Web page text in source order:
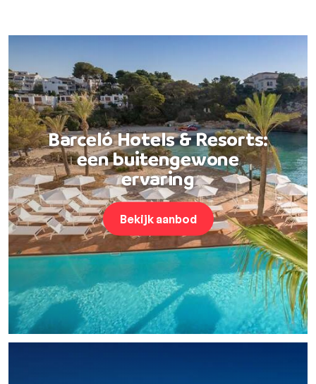
Barceló Hotels & Resorts:
een buitengewone
ervaring
Bekijk aanbod